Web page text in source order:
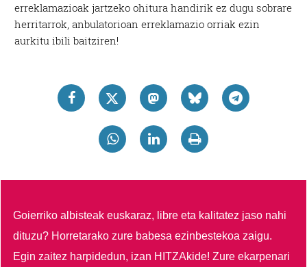
erreklamazioak jartzeko ohitura handirik ez dugu sobrare
herritarrok, anbulatorioan erreklamazio orriak ezin
aurkitu ibili baitziren!
Goierriko albisteak euskaraz, libre eta kalitatez jaso nahi
dituzu? Horretarako zure babesa ezinbestekoa zaigu.
Egin zaitez harpidedun, izan HITZAkide!Zure ekarpenari